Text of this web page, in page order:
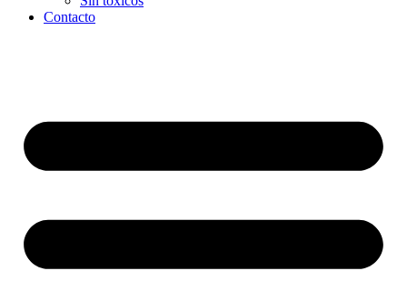
Contacto